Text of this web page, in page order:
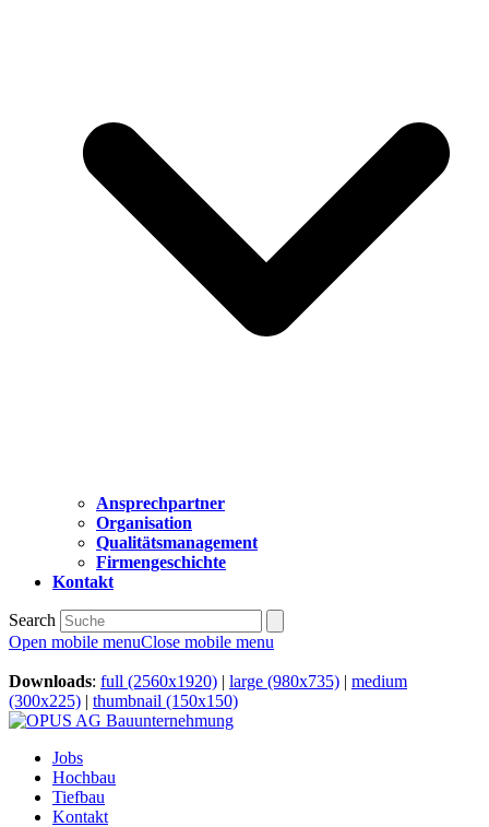
Ansprechpartner
Organisation
Qualitätsmanagement
Firmengeschichte
Kontakt
Search
Open mobile menuClose mobile menu
Downloads: full (2560x1920) | large (980x735) | medium
(300x225) | thumbnail (150x150)
Jobs
Hochbau
Tiefbau
Kontakt